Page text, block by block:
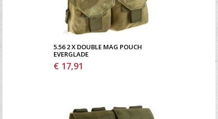
5.56 2 X DOUBLE MAG POUCH
EVERGLADE
€ 17,91